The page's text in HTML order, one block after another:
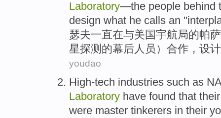
Laboratory—the people behind
design what he calls an "
瑟夫一直在与美国宇航局的帕
星探测 的幕后 人员 ）合作， 设计
youdao
High-tech industries such as
Laboratory have found that their
were master tinkerers in their